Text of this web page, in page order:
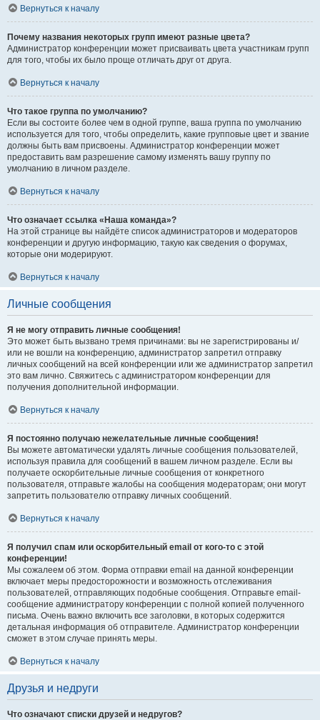
Вернуться к началу
Почему названия некоторых групп имеют разные цвета?
Администратор конференции может присваивать цвета участникам групп
для того, чтобы их было проще отличать друг от друга.
Вернуться к началу
Что такое группа по умолчанию?
Если вы состоите более чем в одной группе, ваша группа по умолчанию
используется для того, чтобы определить, какие групповые цвет и звание
должны быть вам присвоены. Администратор конференции может
предоставить вам разрешение самому изменять вашу группу по
умолчанию в личном разделе.
Вернуться к началу
Что означает ссылка «Наша команда»?
На этой странице вы найдёте список администраторов и модераторов
конференции и другую информацию, такую как сведения о форумах,
которые они модерируют.
Вернуться к началу
Личные сообщения
Я не могу отправить личные сообщения!
Это может быть вызвано тремя причинами: вы не зарегистрированы и/
или не вошли на конференцию, администратор запретил отправку
личных сообщений на всей конференции или же администратор запретил
это вам лично. Свяжитесь с администратором конференции для
получения дополнительной информации.
Вернуться к началу
Я постоянно получаю нежелательные личные сообщения!
Вы можете автоматически удалять личные сообщения пользователей,
используя правила для сообщений в вашем личном разделе. Если вы
получаете оскорбительные личные сообщения от конкретного
пользователя, отправьте жалобы на сообщения модераторам; они могут
запретить пользователю отправку личных сообщений.
Вернуться к началу
Я получил спам или оскорбительный email от кого-то с этой
конференции!
Мы сожалеем об этом. Форма отправки email на данной конференции
включает меры предосторожности и возможность отслеживания
пользователей, отправляющих подобные сообщения. Отправьте email-
сообщение администратору конференции с полной копией полученного
письма. Очень важно включить все заголовки, в которых содержится
детальная информация об отправителе. Администратор конференции
сможет в этом случае принять меры.
Вернуться к началу
Друзья и недруги
Что означают списки друзей и недругов?